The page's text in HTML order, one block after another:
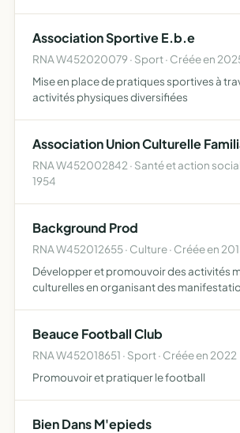
Association Sportive E.b.e
RNA W452020079 · Sport · Créée en
Mise en place de pratiques sportives à
activités physiques diversifiées
Association Union Culturelle
RNA W452002842 · Santé et action
1954
Background Prod
RNA W452012655 · Culture · Créée en
Développer et promouvoir des activités
culturelles en organisant des
Beauce Football Club
RNA W452018651 · Sport · Créée en 2022
Promouvoir et pratiquer le football
Bien Dans M'epieds